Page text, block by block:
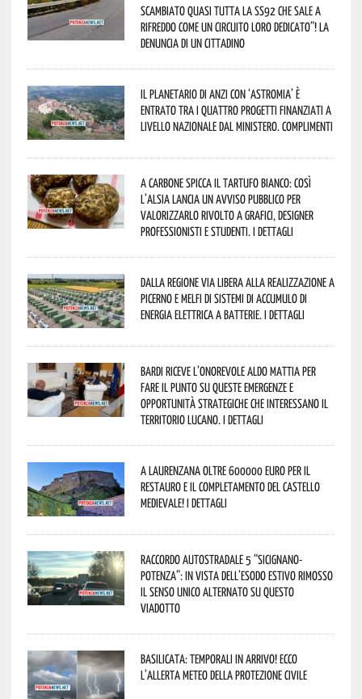
scambiato quasi tutta la SS92 che sale a
Rifreddo come un circuito loro dedicato”! La
denuncia di un cittadino
Il Planetario di Anzi con ‘Astromia’ è
entrato tra i quattro progetti finanziati a
livello nazionale dal Ministero. Complimenti
A Carbone spicca il tartufo bianco: così
l’Alsia lancia un avviso pubblico per
valorizzarlo rivolto a grafici, designer
professionisti e studenti. I dettagli
Dalla Regione via libera alla realizzazione a
Picerno e Melfi di sistemi di accumulo di
energia elettrica a batterie. I dettagli
Bardi riceve l’onorevole Aldo Mattia per
fare il punto su queste emergenze e
opportunità strategiche che interessano il
territorio lucano. I dettagli
A Laurenzana oltre 600000 euro per il
restauro e il completamento del Castello
Medievale! I dettagli
Raccordo Autostradale 5 “Sicignano-
Potenza”: in vista dell’esodo estivo rimosso
il senso unico alternato su questo
viadotto
Basilicata: temporali in arrivo! Ecco
l’allerta meteo della Protezione civile